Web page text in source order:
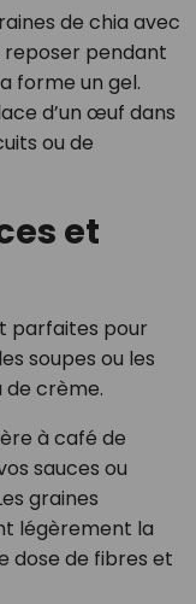
de chia avec
reposer pendant
forme un gel.
d’un œuf dans
ou de
et
parfaites pour
soupes ou les
de crème.
à café de
sauces ou
graines
légèrement la
dose de fibres et